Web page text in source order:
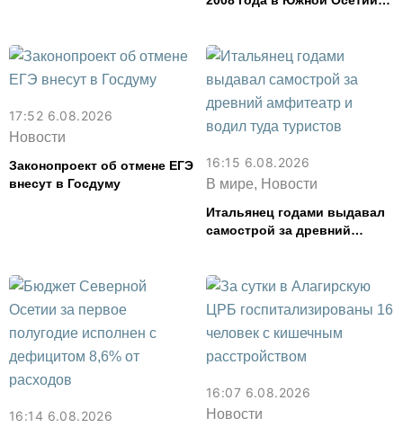
17:52 6.08.2026
Новости
Законопроект об отмене ЕГЭ
внесут в Госдуму
16:15 6.08.2026
В мире, Новости
Итальянец годами выдавал
самострой за древний
16:14 6.08.2026
16:07 6.08.2026
Новости